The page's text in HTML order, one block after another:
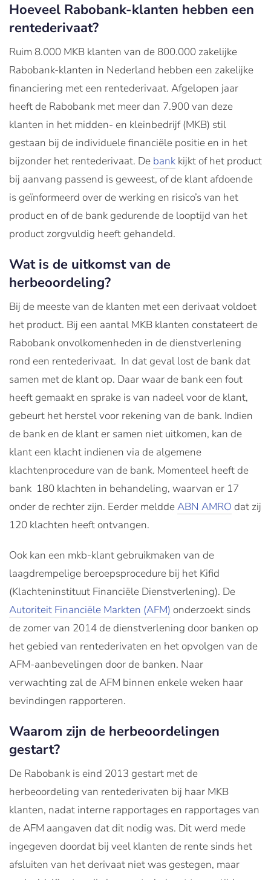
Hoeveel Rabobank-klanten hebben een
rentederivaat?
Ruim 8.000 MKB klanten van de 800.000 zakelijke
Rabobank-klanten in Nederland hebben een zakelijke
financiering met een rentederivaat. Afgelopen jaar
heeft de Rabobank met meer dan 7.900 van deze
klanten in het midden- en kleinbedrijf (MKB) stil
gestaan bij de individuele financiële positie en in het
bijzonder het rentederivaat. De bank kijkt of het product
bij aanvang passend is geweest, of de klant afdoende
is geïnformeerd over de werking en risico’s van het
product en of de bank gedurende de looptijd van het
product zorgvuldig heeft gehandeld.
Wat is de uitkomst van de
herbeoordeling?
Bij de meeste van de klanten met een derivaat voldoet
het product. Bij een aantal MKB klanten constateert de
Rabobank onvolkomenheden in de dienstverlening
rond een rentederivaat. In dat geval lost de bank dat
samen met de klant op. Daar waar de bank een fout
heeft gemaakt en sprake is van nadeel voor de klant,
gebeurt het herstel voor rekening van de bank. Indien
de bank en de klant er samen niet uitkomen, kan de
klant een klacht indienen via de algemene
klachtenprocedure van de bank. Momenteel heeft de
bank 180 klachten in behandeling, waarvan er 17
onder de rechter zijn. Eerder melddeABN AMRO dat zij
120 klachten heeft ontvangen.
Ook kan een mkb-klant gebruikmaken van de
laagdrempelige beroepsprocedure bij het Kifid
(Klachteninstituut Financiële Dienstverlening). De
Autoriteit Financiële Markten (AFM) onderzoekt sinds
de zomer van 2014 de dienstverlening door banken op
het gebied van rentederivaten en het opvolgen van de
AFM-aanbevelingen door de banken. Naar
verwachting zal de AFM binnen enkele weken haar
bevindingen rapporteren.
Waarom zijn de herbeoordelingen
gestart?
De Rabobank is eind 2013 gestart met de
herbeoordeling van rentederivaten bij haar MKB
klanten, nadat interne rapportages en rapportages van
de AFM aangaven dat dit nodig was. Dit werd mede
ingegeven doordat bij veel klanten de rente sinds het
afsluiten van het derivaat niet was gestegen, maar